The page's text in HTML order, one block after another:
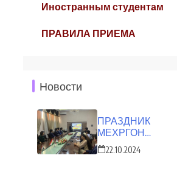
Иностранным студентам
ПРАВИЛА ПРИЕМА
Новости
ПРАЗДНИК
МЕХРГОН
ОТМЕТИЛИ В ТНУ
22.10.2024